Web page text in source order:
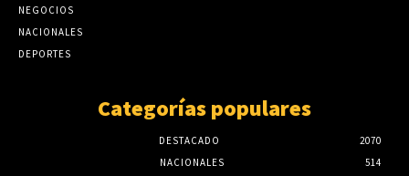
NEGOCIOS
NACIONALES
DEPORTES
Categorías populares
DESTACADO
2070
NACIONALES
514